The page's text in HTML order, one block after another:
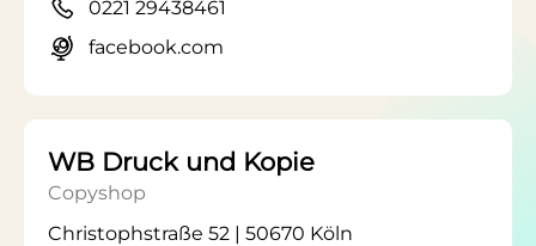
0221 29438461
facebook.com
WB Druck und Kopie
Copyshop
Christophstraße 52 | 50670 Köln